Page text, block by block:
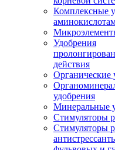
Комплексные
Удобрения
действия
Органические
удобрения
Минеральные
Стимуляторы
Стимуляторы